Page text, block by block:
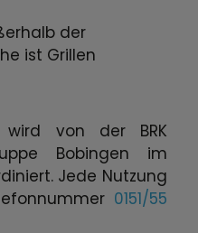
der
ist Grillen
wird von der BRK
Bobingen im
Jede Nutzung
0151/55